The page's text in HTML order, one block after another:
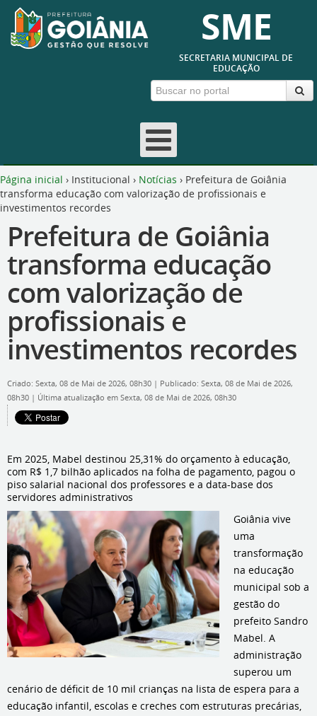
SME
SECRETARIA MUNICIPAL DE
EDUCAÇÃO
Página inicial › Institucional › Notícias › Prefeitura de Goiânia
transforma educação com valorização de profissionais e
investimentos recordes
Prefeitura de Goiânia
transforma educação
com valorização de
profissionais e
investimentos recordes
Criado: Sexta, 08 de Mai de 2026, 08h30 | Publicado: Sexta, 08 de Mai de 2026,
08h30 | Última atualização em Sexta, 08 de Mai de 2026, 08h30
Em 2025, Mabel destinou 25,31% do orçamento à educação,
com R$ 1,7 bilhão aplicados na folha de pagamento, pagou o
piso salarial nacional dos professores e a data-base dos
servidores administrativos
Goiânia vive
uma
transformação
na educação
municipal sob a
gestão do
prefeito Sandro
Mabel. A
administração
superou um
cenário de déficit de 10 mil crianças na lista de espera para a
educação infantil, escolas e creches com estruturas precárias,